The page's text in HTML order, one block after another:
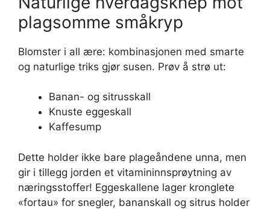
plagsomme småkryp
Blomster i all ære: kombinasjonen med smarte
og naturlige triks gjør susen. Prøv å strø ut:
Banan- og sitrusskall
Knuste eggeskall
Kaffesump
Dette holder ikke bare plageåndene unna, men
gir i tillegg jorden et vitamininnsprøytning av
næringsstoffer! Eggeskallene lager kronglete
«fortau» for snegler, bananskall og sitrus holder